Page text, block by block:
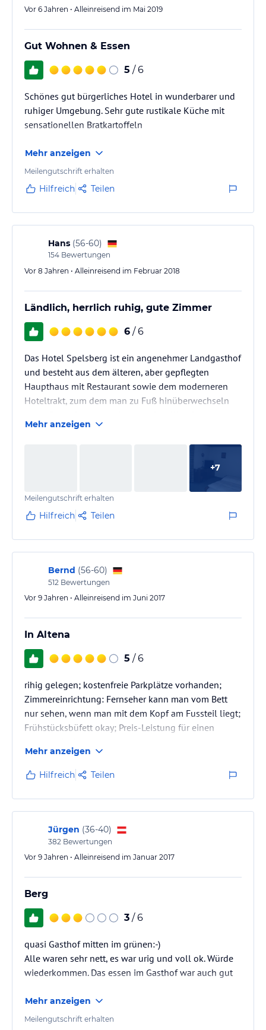
Vor 6 Jahren • Alleinreisend im Mai 2019
Gut Wohnen & Essen
5 / 6
Schönes gut bürgerliches Hotel in wunderbarer und
ruhiger Umgebung. Sehr gute rustikale Küche mit
sensationellen Bratkartoffeln
Mehr anzeigen
Meilengutschrift erhalten
Hilfreich Teilen
Hans (56-60)
154 Bewertungen
Vor 8 Jahren • Alleinreisend im Februar 2018
Ländlich, herrlich ruhig, gute Zimmer
6 / 6
Das Hotel Spelsberg ist ein angenehmer Landgasthof
und besteht aus dem älteren, aber gepflegten
Haupthaus mit Restaurant sowie dem moderneren
Hoteltrakt, zum dem man zu Fuß hinüberwechseln
Gäste waren Geschäftsreisende, auf die man
eingestellt ist, sowie eine kleinere Reisegruppe.
Mit € 69,00 einschl. Frühstück kein Schnäppchen,
aber angemessen.
Mehr anzeigen
+7
Meilengutschrift erhalten
Hilfreich Teilen
Bernd (56-60)
512 Bewertungen
Vor 9 Jahren • Alleinreisend im Juni 2017
In Altena
5 / 6
rihig gelegen; kostenfreie Parkplätze vorhanden;
Zimmereinrichtung: Fernseher kann man vom Bett
nur sehen, wenn man mit dem Kopf am Fussteil liegt;
Frühstücksbüfett okay; Preis-Leistung für einen
Mehr anzeigen
Hilfreich Teilen
Jürgen (36-40)
382 Bewertungen
Vor 9 Jahren • Alleinreisend im Januar 2017
Berg
3 / 6
quasi Gasthof mitten im grünen:-)
Alle waren sehr nett, es war urig und voll ok. Würde
wiederkommen. Das essen im Gasthof war auch gut
Mehr anzeigen
Meilengutschrift erhalten